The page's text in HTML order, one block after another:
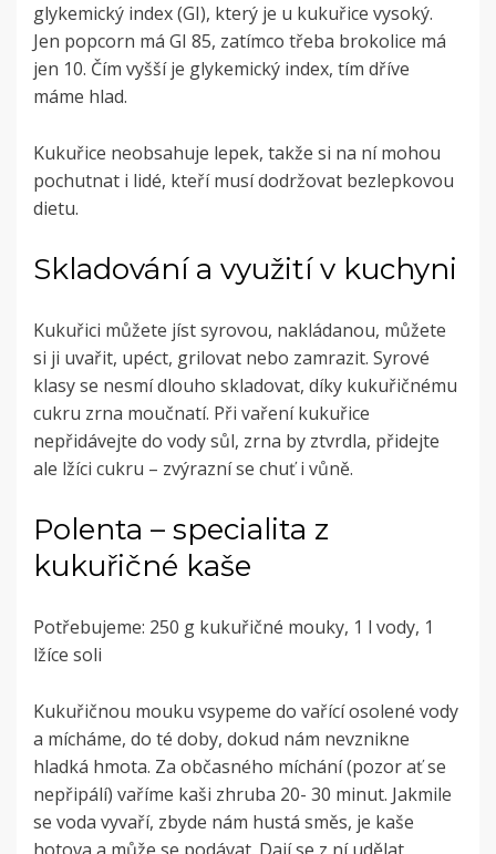
glykemický index (GI), který je u kukuřice vysoký.
Jen popcorn má GI 85, zatímco třeba brokolice má
jen 10. Čím vyšší je glykemický index, tím dříve
máme hlad.
Kukuřice neobsahuje lepek, takže si na ní mohou
pochutnat i lidé, kteří musí dodržovat bezlepkovou
dietu.
Skladování a využití v kuchyni
Kukuřici můžete jíst syrovou, nakládanou, můžete
si ji uvařit, upéct, grilovat nebo zamrazit. Syrové
klasy se nesmí dlouho skladovat, díky kukuřičnému
cukru zrna moučnatí. Při vaření kukuřice
nepřidávejte do vody sůl, zrna by ztvrdla, přidejte
ale lžíci cukru – zvýrazní se chuť i vůně.
Polenta – specialita z
kukuřičné kaše
Potřebujeme: 250 g kukuřičné mouky, 1 l vody, 1
lžíce soli
Kukuřičnou mouku vsypeme do vařící osolené vody
a mícháme, do té doby, dokud nám nevznikne
hladká hmota. Za občasného míchání (pozor ať se
nepřipálí) vaříme kaši zhruba 20- 30 minut. Jakmile
se voda vyvaří, zbyde nám hustá směs, je kaše